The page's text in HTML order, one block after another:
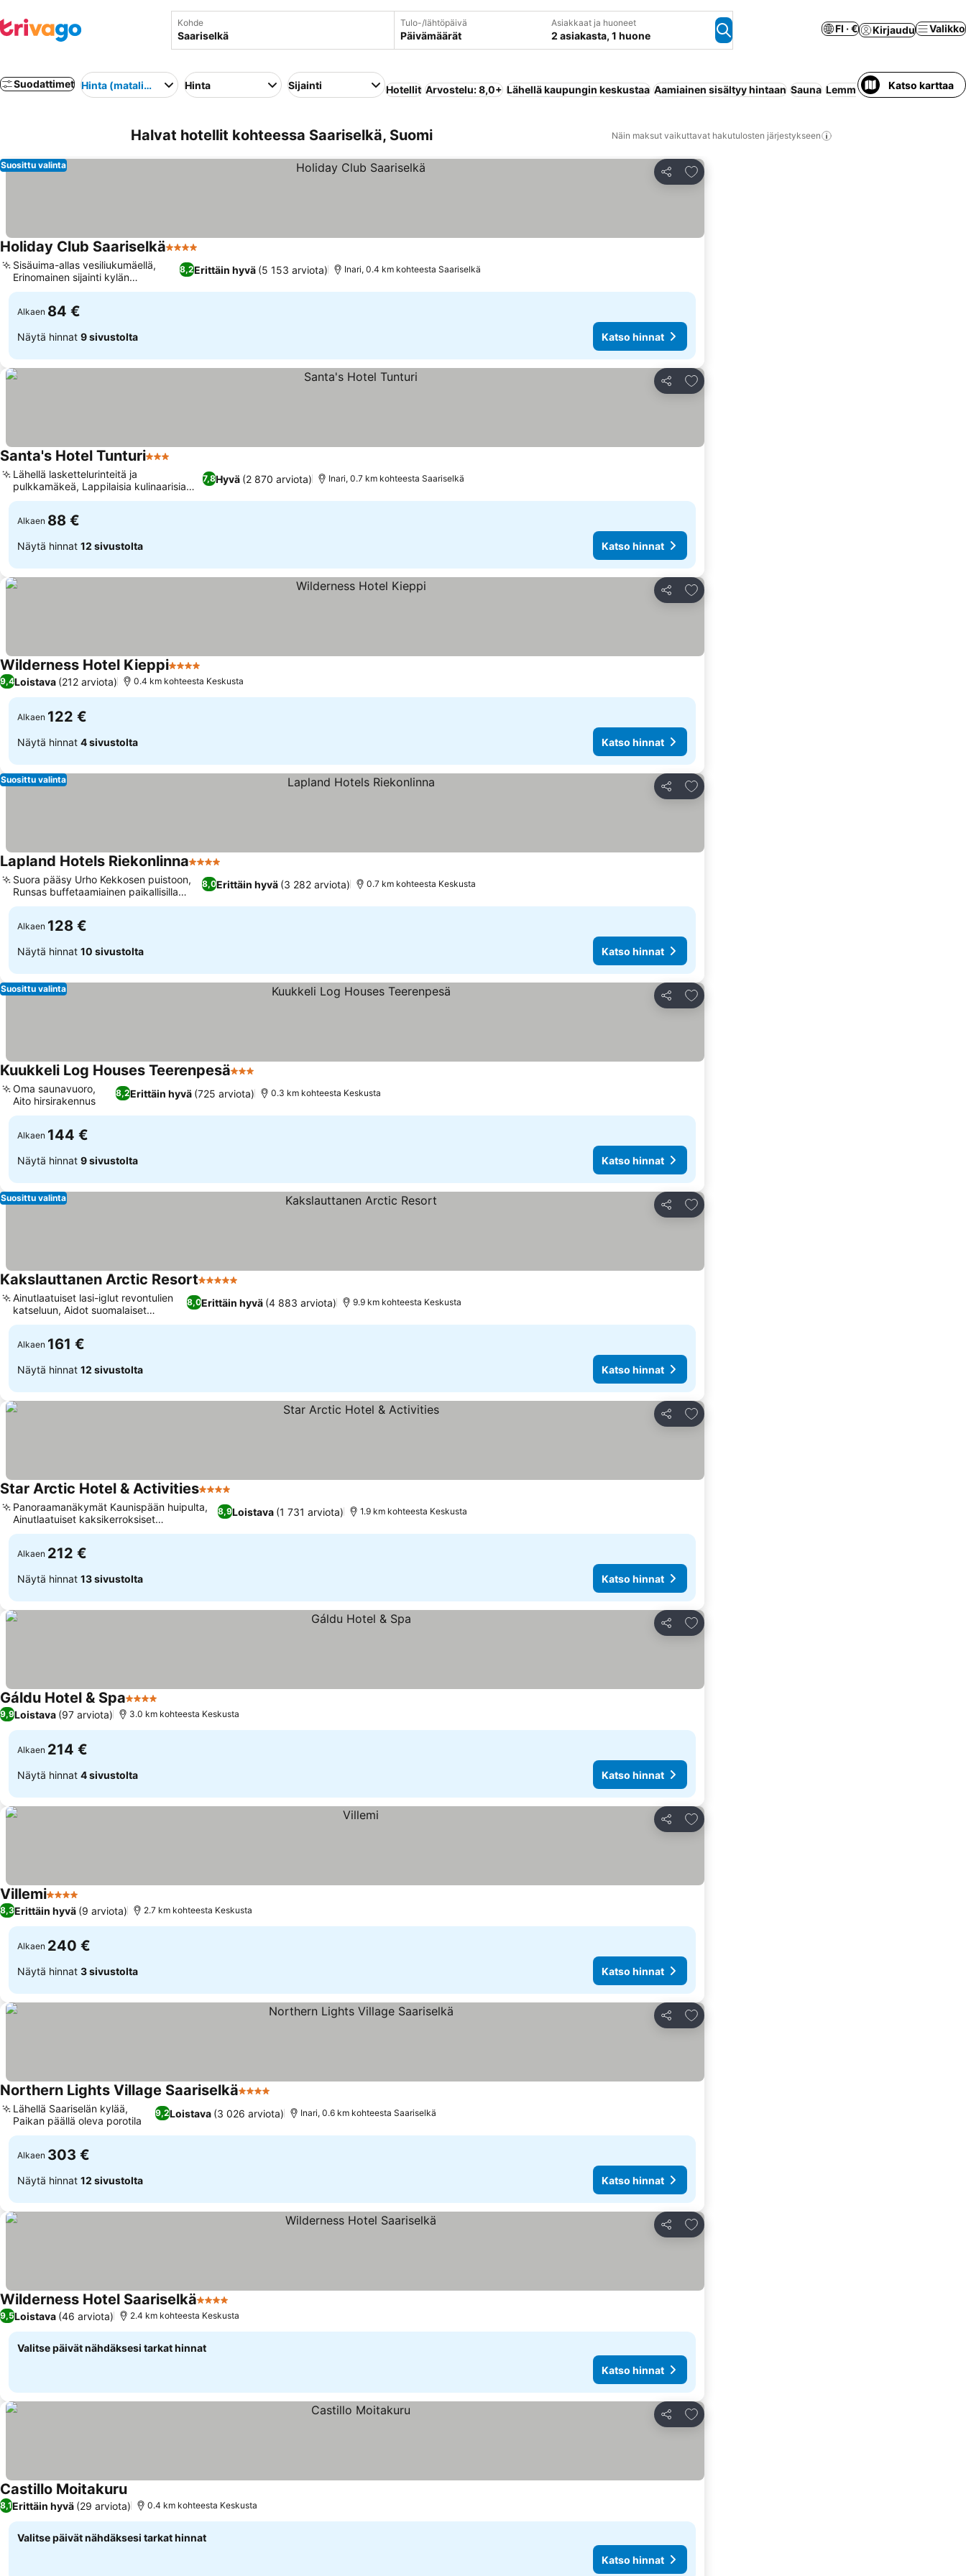
Kohde Tulo-/lähtöpäivä
Päivämäärät
Asiakkaat ja huoneet
2 asiakasta, 1 huone
FI · € Kirjaudu Valikko
Suodattimet Hinta (matalimmasta korkeimpaan)
Hinta Sijainti Hotellit Arvostelu: 8,0+ Lähellä kaupungin keskustaa Aamiainen sisältyy hintaan Sauna Lemmikit sallittu Maksuton
Katso karttaa
Halvat hotellit kohteessa Saariselkä, Suomi Näin maksut vaikuttavat hakutulosten järjestykseen
Jaa
Lisää suosikkeihin
Suosittu valinta
Holiday Club Saariselkä4 Tähtiluokitus
8,2Erittäin hyvä (5 153 arviota)
Sisäuima-allas vesiliukumäellä,
Erinomainen sijainti kylän
keskustassa
Inari, 0.4 km kohteesta Saariselkä
Alkaen 84 €
Näytä hinnat 9 sivustolta Katso hinnat
Jaa
Lisää suosikkeihin
Santa's Hotel Tunturi3 Tähtiluokitus
7,8Hyvä (2 870 arviota)
Lähellä laskettelurinteitä ja
pulkkamäkeä, Lappilaisia kulinaarisia
elämyksiä
Inari, 0.7 km kohteesta Saariselkä
Alkaen 88 €
Näytä hinnat 12 sivustolta Katso hinnat
Jaa
Lisää suosikkeihin
Wilderness Hotel Kieppi4 Tähtiluokitus
9,4Loistava (212 arviota) 0.4 km kohteesta Keskusta
Alkaen 122 €
Näytä hinnat 4 sivustolta Katso hinnat
Jaa
Lisää suosikkeihin
Suosittu valinta
Lapland Hotels Riekonlinna4 Tähtiluokitus
8,0Erittäin hyvä (3 282 arviota)
Suora pääsy Urho Kekkosen puistoon,
Runsas buffetaamiainen paikallisilla
herkuilla
0.7 km kohteesta Keskusta
Alkaen 128 €
Näytä hinnat 10 sivustolta Katso hinnat
Jaa
Lisää suosikkeihin
Suosittu valinta
Kuukkeli Log Houses Teerenpesä3 Tähtiluokitus
8,2Erittäin hyvä (725 arviota)
Oma saunavuoro,
Aito hirsirakennus
0.3 km kohteesta Keskusta
Alkaen 144 €
Näytä hinnat 9 sivustolta Katso hinnat
Jaa
Lisää suosikkeihin
Suosittu valinta
Kakslauttanen Arctic Resort5 Tähtiluokitus
8,0Erittäin hyvä (4 883 arviota)
Ainutlaatuiset lasi-iglut revontulien
katseluun, Aidot suomalaiset
hirsimökit
9.9 km kohteesta Keskusta
Alkaen 161 €
Näytä hinnat 12 sivustolta Katso hinnat
Jaa
Lisää suosikkeihin
Star Arctic Hotel & Activities4 Tähtiluokitus
8,9Loistava (1 731 arviota)
Panoraamanäkymät Kaunispään huipulta,
Ainutlaatuiset kaksikerroksiset
huoneratkaisut
1.9 km kohteesta Keskusta
Alkaen 212 €
Näytä hinnat 13 sivustolta Katso hinnat
Jaa
Lisää suosikkeihin
Gáldu Hotel & Spa4 Tähtiluokitus
9,9Loistava (97 arviota) 3.0 km kohteesta Keskusta
Alkaen 214 €
Näytä hinnat 4 sivustolta Katso hinnat
Jaa
Lisää suosikkeihin
Villemi4 Tähtiluokitus
8,3Erittäin hyvä (9 arviota) 2.7 km kohteesta Keskusta
Alkaen 240 €
Näytä hinnat 3 sivustolta Katso hinnat
Jaa
Lisää suosikkeihin
Northern Lights Village Saariselkä4 Tähtiluokitus
9,2Loistava (3 026 arviota)
Lähellä Saariselän kylää,
Paikan päällä oleva porotila
Inari, 0.6 km kohteesta Saariselkä
Alkaen 303 €
Näytä hinnat 12 sivustolta Katso hinnat
Jaa
Lisää suosikkeihin
Wilderness Hotel Saariselkä4 Tähtiluokitus
9,5Loistava (46 arviota) 2.4 km kohteesta Keskusta
Valitse päivät nähdäksesi tarkat hinnat
Katso hinnat
Jaa
Lisää suosikkeihin
Castillo Moitakuru
8,1Erittäin hyvä (29 arviota) 0.4 km kohteesta Keskusta
Valitse päivät nähdäksesi tarkat hinnat
Katso hinnat